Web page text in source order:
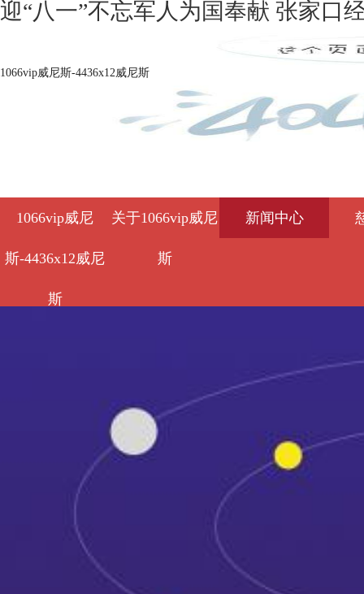
迎“八一”不忘军人为国奉献 张家口
1066vip威尼斯-4436x12威尼斯
1066vip威尼
斯-4436x12威尼
斯
关于1066vip威尼
斯
新闻中心